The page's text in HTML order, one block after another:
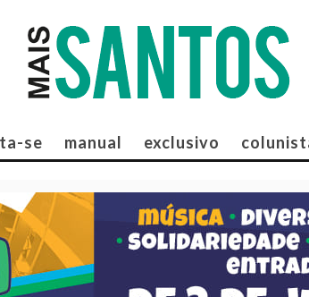
se manual exclusivo